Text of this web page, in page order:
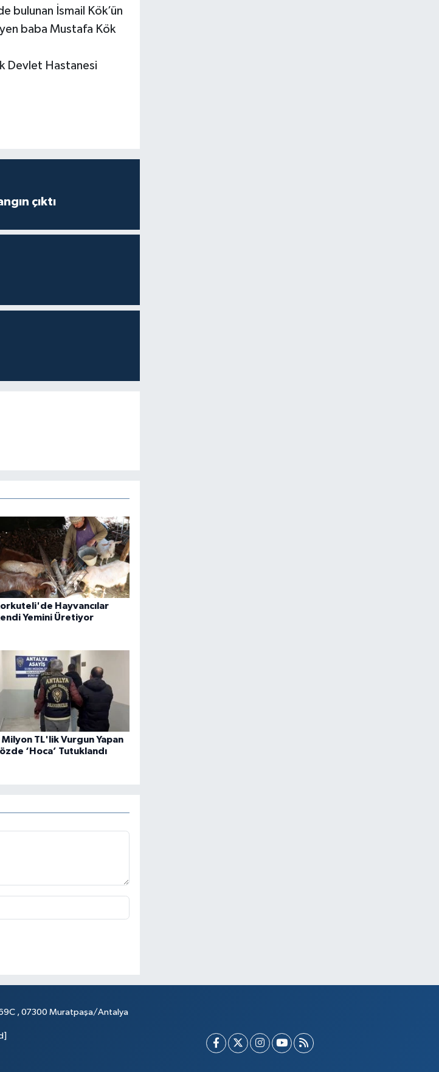
bulunan İsmail Kök’ün
baba Mustafa Kök
Devlet Hastanesi
çıktı
Hayvancılar
Yemini Üretiyor
Milyon TL'lik Vurgun Yapan
‘Hoca’ Tutuklandı
, 07300 Muratpaşa/Antalya